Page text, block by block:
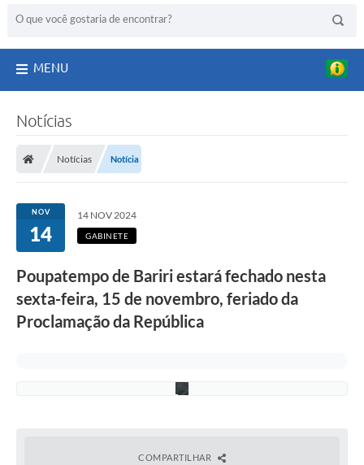
MENU
Notícias
Notícias Notícia
NOV
14
14 NOV 2024
GABINETE
Poupatempo de Bariri estará fechado nesta
sexta-feira, 15 de novembro, feriado da
Proclamação da República
v
a
n
P
COMPARTILHAR